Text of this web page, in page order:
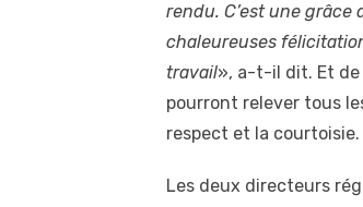
rendu. C’est une grâce
chaleureuses
travail», a-t-il dit. Et de
pourront relever tous
respect et la courtoisie.
Les deux directeurs